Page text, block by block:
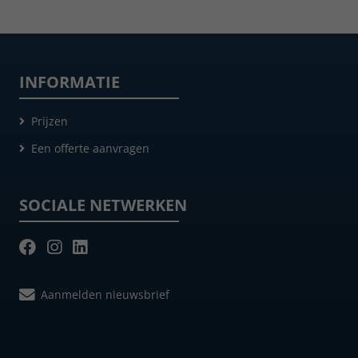
INFORMATIE
Prijzen
Een offerte aanvragen
SOCIALE NETWERKEN
Aanmelden nieuwsbrief